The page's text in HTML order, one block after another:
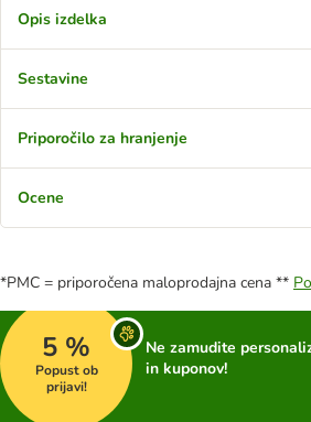
Opis izdelka
Sestavine
Priporočilo za hranjenje
Ocene
*PMC = priporočena maloprodajna cena **
5 %
Popust ob
prijavi!
Ne zamudite
in kuponov!